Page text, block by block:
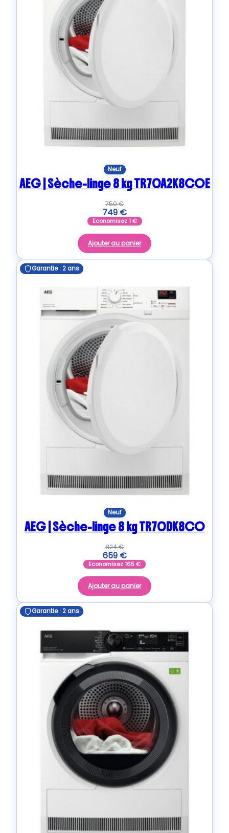
Neuf
AEG | Sèche-linge 8 kg TR70A2K8COE
750€
749 €
Economisez1€
Ajouter au panier
Garantie : 2 ans
Neuf
AEG | Sèche-linge 8 kg TR70DK8CO
824€
659 €
Economisez165€
Ajouter au panier
Garantie : 2 ans